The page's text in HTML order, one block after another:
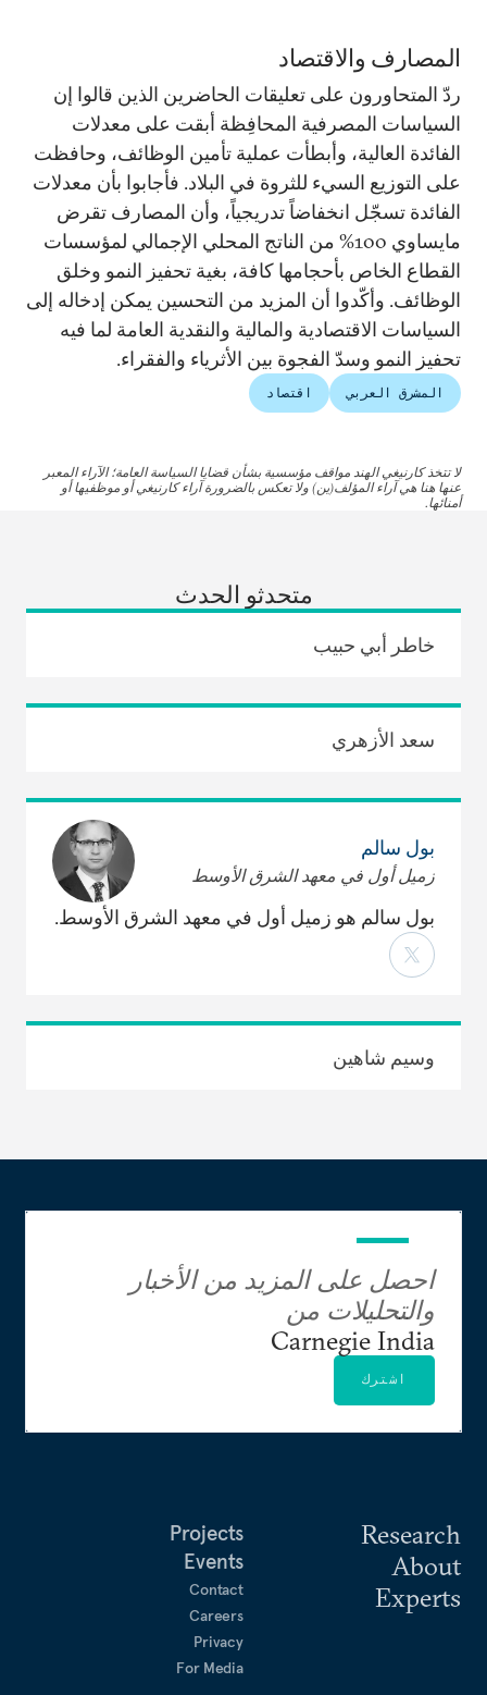
المصارف والاقتصاد
ردّ المتحاورون على تعليقات الحاضرين الذين قالوا إن
السياسات المصرفية المحافِظة أبقت على معدلات
الفائدة العالية، وأبطأت عملية تأمين الوظائف، وحافظت
على التوزيع السيء للثروة في البلاد. فأجابوا بأن معدلات
الفائدة تسجّل انخفاضاً تدريجياً، وأن المصارف تقرض
مايساوي 100% من الناتج المحلي الإجمالي لمؤسسات
القطاع الخاص بأحجامها كافة، بغية تحفيز النمو وخلق
الوظائف. وأكّدوا أن المزيد من التحسين يمكن إدخاله إلى
السياسات الاقتصادية والمالية والنقدية العامة لما فيه
تحفيز النمو وسدّ الفجوة بين الأثرياء والفقراء.
المشرق العربي اقتصاد
لا تتخذ كارنيغي الهند مواقف مؤسسية بشأن قضايا السياسة العامة؛ الآراء المعبر
عنها هنا هي آراء المؤلف(ين) ولا تعكس بالضرورة آراء كارنيغي أو موظفيها أو
أمنائها.
متحدثو الحدث
خاطر أبي حبيب
سعد الأزهري
بول سالم
زميل أول في معهد الشرق الأوسط
بول سالم هو زميل أول في معهد الشرق الأوسط.
وسيم شاهين
Research
About
Experts
Projects
Events
Contact
Careers
Privacy
For Media
احصل على المزيد من الأخبار
والتحليلات من
Carnegie India
اشترك